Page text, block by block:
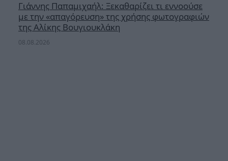
Γιάννης Παπαμιχαήλ: Ξεκαθαρίζει τι εννοούσε
με την «απαγόρευση» της χρήσης φωτογραφιών
της Αλίκης Βουγιουκλάκη
08.08.2026